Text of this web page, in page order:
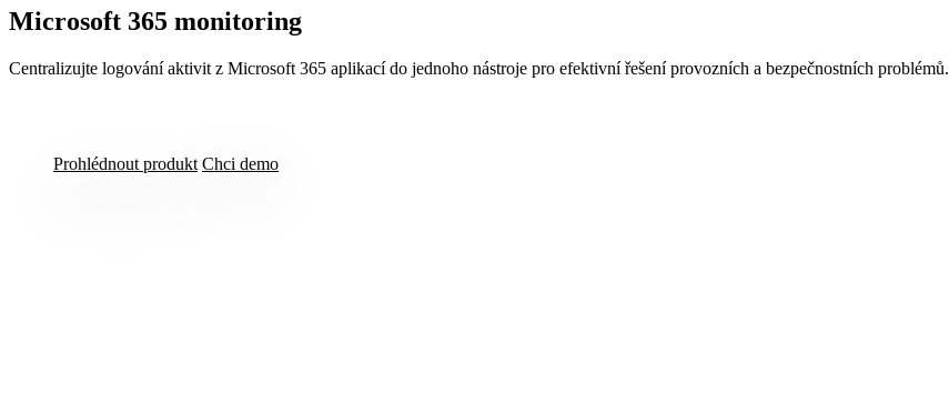
Microsoft 365 monitoring
Centralizujte logování aktivit z Microsoft 365 aplikací do jednoho nástroje pro efektivní řešení provozních a bezpečnostních problémů.
Prohlédnout produkt Chci demo